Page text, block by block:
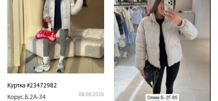
Куртка #23472982
Корус.Б.2А-34
08.08.2026